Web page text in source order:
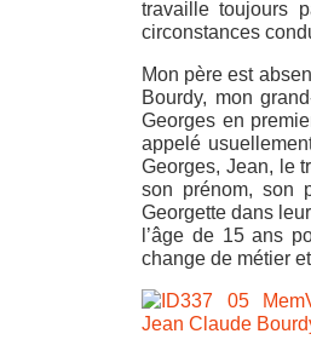
travaille toujours
circonstances
Mon père est
Bourdy, mon
Georges en
appelé
Georges, Jean, le
son prénom, son
Georgette dans
l’âge de 15 ans
change de métier